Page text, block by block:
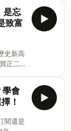
，幫
桿工
率跟
場風
大跌中
。
複雜
資
是忘
致富
正二
4 個
現金
空頭
資變成
會
！